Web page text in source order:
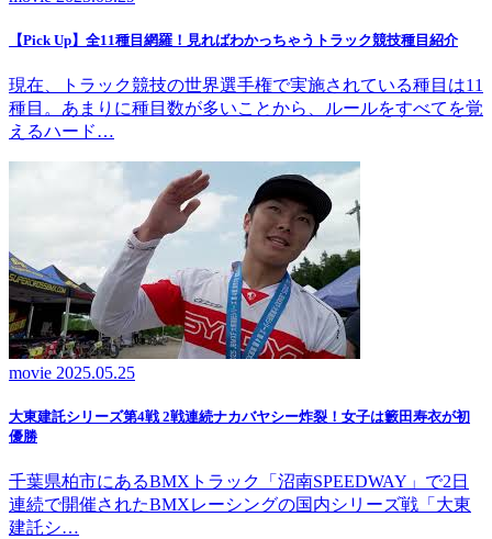
【Pick Up】全11種目網羅！見ればわかっちゃうトラック競技種目紹介
現在、トラック競技の世界選手権で実施されている種目は11
種目。あまりに種目数が多いことから、ルールをすべてを覚
えるハード…
movie 2025.05.25
大東建託シリーズ第4戦 2戦連続ナカバヤシー炸裂！女子は籔田寿衣が初
優勝
千葉県柏市にあるBMXトラック「沼南SPEEDWAY」で2日
連続で開催されたBMXレーシングの国内シリーズ戦「大東
建託シ…